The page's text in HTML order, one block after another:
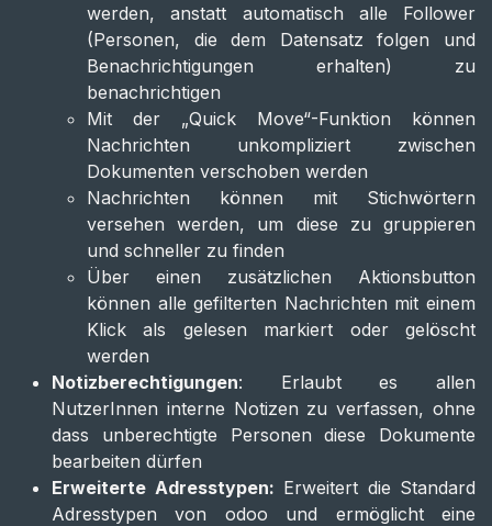
werden, anstatt automatisch alle Follower
(Personen, die dem Datensatz folgen und
Benachrichtigungen erhalten) zu
benachrichtigen
Mit der „Quick Move“-Funktion können
Nachrichten unkompliziert zwischen
Dokumenten verschoben werden
Nachrichten können mit Stichwörtern
versehen werden, um diese zu gruppieren
und schneller zu finden
Über einen zusätzlichen Aktionsbutton
können alle gefilterten Nachrichten mit einem
Klick als gelesen markiert oder gelöscht
werden
Notizberechtigungen: Erlaubt es allen
NutzerInnen interne Notizen zu verfassen, ohne
dass unberechtigte Personen diese Dokumente
bearbeiten dürfen
Erweiterte Adresstypen: Erweitert die Standard
Adresstypen von odoo und ermöglicht eine